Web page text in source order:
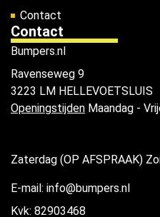
Contact
Contact
Bumpers.nl
Ravenseweg 9
3223 LM HELLEVOETSLUIS
Openingstijden Maandag -
Zaterdag (OP AFSPRAAK)
E-mail: info@bumpers.nl
Kvk: 82903468